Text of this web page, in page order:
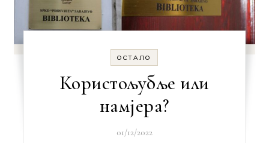
ОСТАЛО
Користољубље или
намјера?
01/12/2022